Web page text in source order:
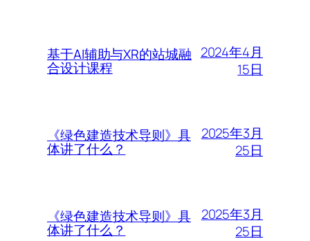
基于AI辅助与XR的站城融
合设计课程
2024年4月
15日
《绿色建造技术导则》具
体讲了什么？
2025年3月
25日
《绿色建造技术导则》具
体讲了什么？
2025年3月
25日